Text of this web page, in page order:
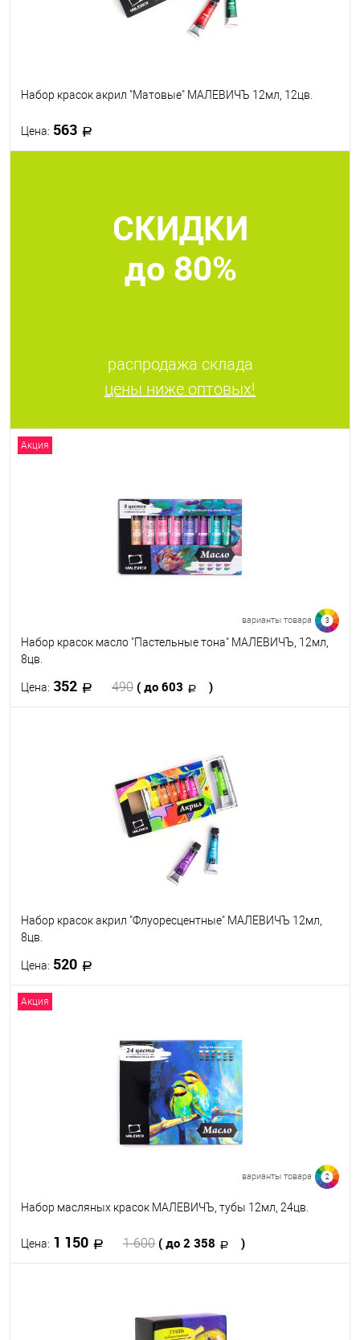
Набор красок акрил "Матовые" МАЛЕВИЧЪ 12мл, 12цв.
Цена: 563
В наличии
СКИДКИ
до 80%
распродажа склада
цены ниже оптовых!
Акция
варианты товара 3
Набор красок масло "Пастельные тона" МАЛЕВИЧЪ, 12мл,
8цв.
Цена: 352 490 ( до 603 )
В наличии
Цвета заката Морской пейзаж
Набор красок акрил "Флуоресцентные" МАЛЕВИЧЪ 12мл,
8цв.
Цена: 520
В наличии
Акция
варианты товара 2
Набор масляных красок МАЛЕВИЧЪ, тубы 12мл, 24цв.
Цена: 1 150 1 600 ( до 2 358 )
В наличии